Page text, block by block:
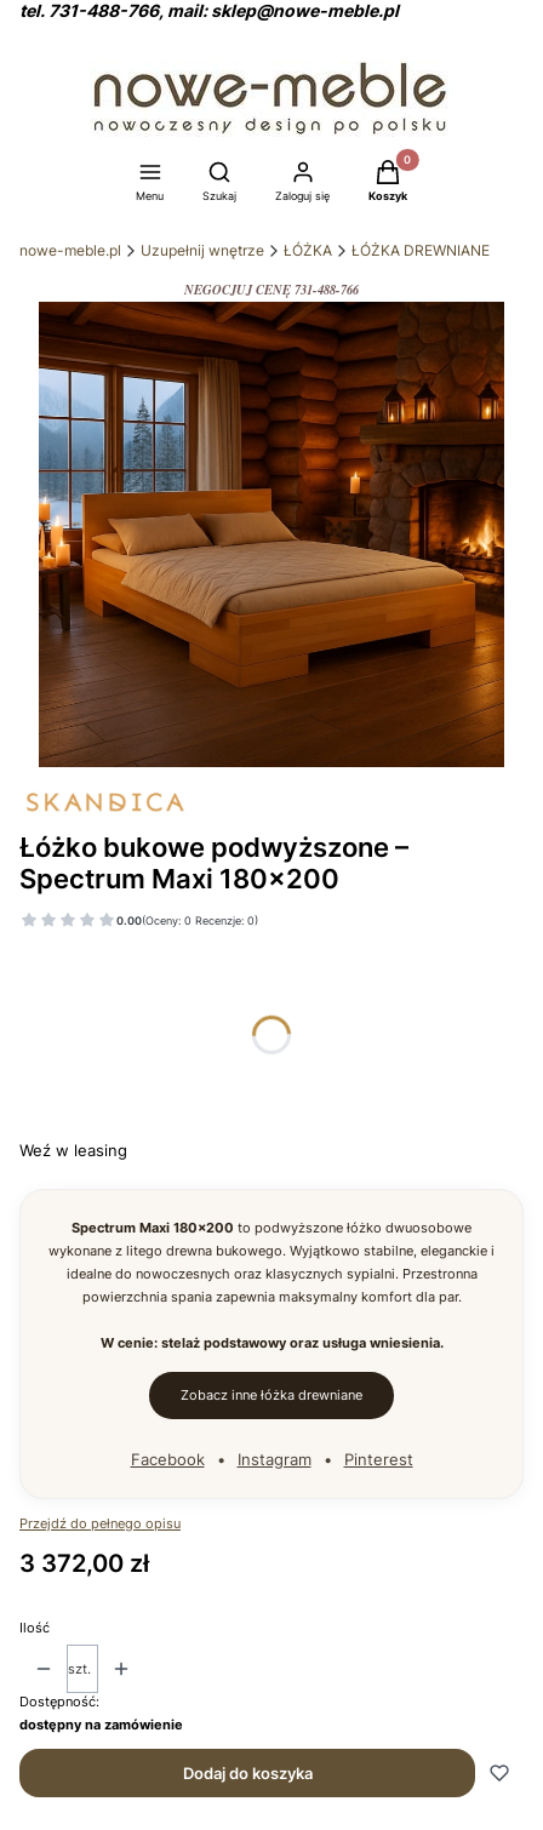
tel. 731-488-766, mail: sklep@nowe-meble.pl
Menu
Otwórz wyszukiwarkę
Szukaj Zaloguj się
Produkty w koszyku:
Koszyk
nowe-meble.pl Uzupełnij wnętrze ŁÓŻKA ŁÓŻKA DREWNIANE
NEGOCJUJ CENĘ 731-488-766
Łóżko bukowe podwyższone –
Spectrum Maxi 180×200
0.00(Oceny: 0 Recenzje: 0)
Weź w leasing
Spectrum Maxi 180×200 to podwyższone łóżko dwuosobowe
wykonane z litego drewna bukowego. Wyjątkowo stabilne, eleganckie i
idealne do nowoczesnych oraz klasycznych sypialni. Przestronna
powierzchnia spania zapewnia maksymalny komfort dla par.
W cenie: stelaż podstawowy oraz usługa wniesienia.
Zobacz inne łóżka drewniane
Facebook • Instagram • Pinterest
Przejdź do pełnego opisu
Cena
3 372,00 zł
Ilość
szt.
Dostępność:
dostępny na zamówienie
Dodaj do koszyka